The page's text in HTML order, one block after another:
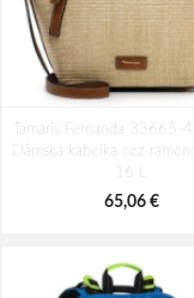
Tamaris Fernanda 33665-
Dámska kabelka cez
16 L
65,06 €